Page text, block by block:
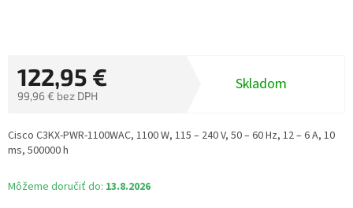
122,95 €
99,96 € bez DPH
cena:
Skladom
Môžeme doručiť do: 13.8.2026
Cisco C3KX-PWR-1100WAC, 1100 W, 115 – 240 V, 50 – 60 Hz, 12 – 6 A, 10
ms, 500000 h